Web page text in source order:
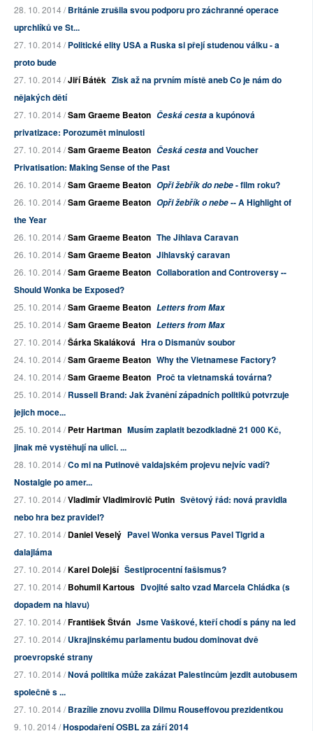
28. 10. 2014 /Británie zrušila svou podporu pro záchranné operace
uprchlíků ve St...
27. 10. 2014 /Politické elity USA a Ruska si přejí studenou válku - a
proto bude
27. 10. 2014 /Jiří Bátěk Zisk až na prvním místě aneb Co je nám do
nějakých dětí
27. 10. 2014 /Sam Graeme Beaton Česká cestaa kupónová
privatizace: Porozumět minulosti
27. 10. 2014 /Sam Graeme Beaton Česká cestaand Voucher
Privatisation: Making Sense of the Past
26. 10. 2014 /Sam Graeme Beaton Opři žebřík do nebe- film roku?
26. 10. 2014 /Sam Graeme Beaton Opři žebřík o nebe-- A Highlight of
the Year
26. 10. 2014 /Sam Graeme Beaton The Jihlava Caravan
26. 10. 2014 /Sam Graeme Beaton Jihlavský caravan
26. 10. 2014 /Sam Graeme Beaton Collaboration and Controversy --
Should Wonka be Exposed?
25. 10. 2014 /Sam Graeme Beaton Letters from Max
25. 10. 2014 /Sam Graeme Beaton Letters from Max
27. 10. 2014 /Šárka Skaláková Hra o Dismanův soubor
24. 10. 2014 /Sam Graeme Beaton Why the Vietnamese Factory?
24. 10. 2014 /Sam Graeme Beaton Proč ta vietnamská továrna?
25. 10. 2014 /Russell Brand: Jak žvanění západních politiků potvrzuje
jejich moce...
25. 10. 2014 /Petr Hartman Musím zaplatit bezodkladně 21 000 Kč,
jinak mě vystěhují na ulici. ...
28. 10. 2014 /Co mi na Putinově valdajském projevu nejvíc vadí?
Nostalgie po amer...
27. 10. 2014 /Vladimír Vladimirovič Putin Světový řád: nová pravidla
nebo hra bez pravidel?
27. 10. 2014 /Daniel Veselý Pavel Wonka versus Pavel Tigrid a
dalajláma
27. 10. 2014 /Karel Dolejší Šestiprocentní fašismus?
27. 10. 2014 /Bohumil Kartous Dvojité salto vzad Marcela Chládka (s
dopadem na hlavu)
27. 10. 2014 /František Štván Jsme Vaškové, kteří chodí s pány na led
27. 10. 2014 /Ukrajinskému parlamentu budou dominovat dvě
proevropské strany
27. 10. 2014 /Nová politika může zakázat Palestincům jezdit autobusem
společně s ...
27. 10. 2014 /Brazílie znovu zvolila Dilmu Rouseffovou prezidentkou
9. 10. 2014 /Hospodaření OSBL za září 2014